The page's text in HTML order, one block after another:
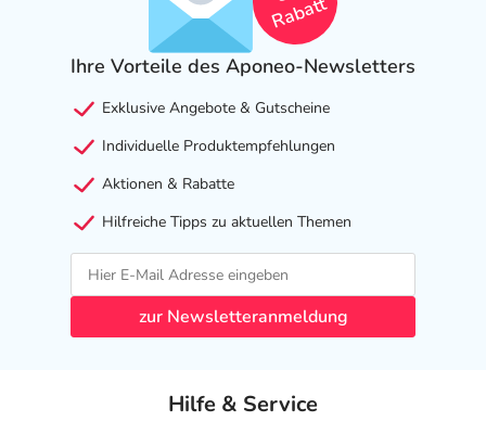
Welche unerwünschten Wirkungen können auftreten?
- Reizerscheinungen im Mund und im Rachen, wie:
- Heiserkeit
- Infektionen mit Hefepilzen, wie:
- Mundsoor
Bemerken Sie eine Befindlichkeitsstörung oder
Veränderung während der Behandlung, wenden Sie sich
an Ihren Arzt oder Apotheker.
einem von 1.000 behandelten Patienten auftreten.
Rabatt
Ihre Vorteile des Aponeo-Newsletters
Exklusive Angebote & Gutscheine
Individuelle Produktempfehlungen
Aktionen & Rabatte
Hilfreiche Tipps zu aktuellen Themen
zur Newsletteranmeldung
Hilfe & Service